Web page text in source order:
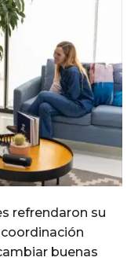
refrendaron su
buenas